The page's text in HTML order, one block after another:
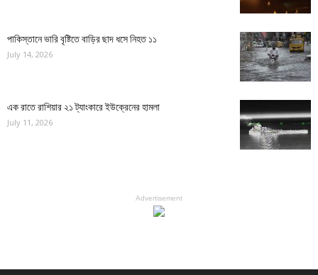
পাকিস্তানে ভারি বৃষ্টিতে বাড়ির ছাদ ধসে নিহত ১১
July 14, 2026
এক রাতে রাশিয়ার ২১ ট্যাংকারে ইউক্রেনের হামলা
July 11, 2026
Advertisement